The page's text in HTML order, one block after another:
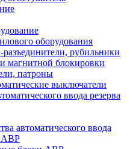
оборудования
рубильники
магнитной блокировки
патроны
выключатели
ввода резерва
автоматического ввода
АВР